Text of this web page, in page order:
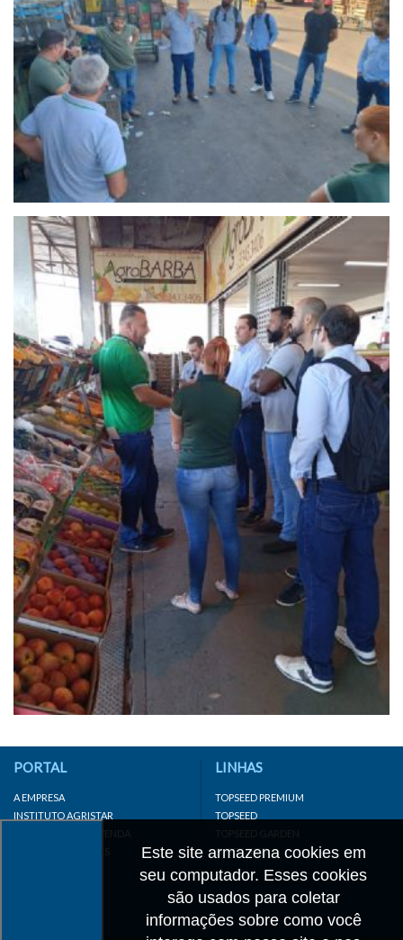
Este site armazena cookies em
seu computador. Esses cookies
são usados para coletar
informações sobre como você
PORTAL
A EMPRESA
INSTITUTO AGRISTAR
DISTRIBUIDOR/REVENDA
LINKS IMPORTANTES
LINHAS
TOPSEED PREMIUM
TOPSEED
TOPSEED GARDEN
SUPERSEED